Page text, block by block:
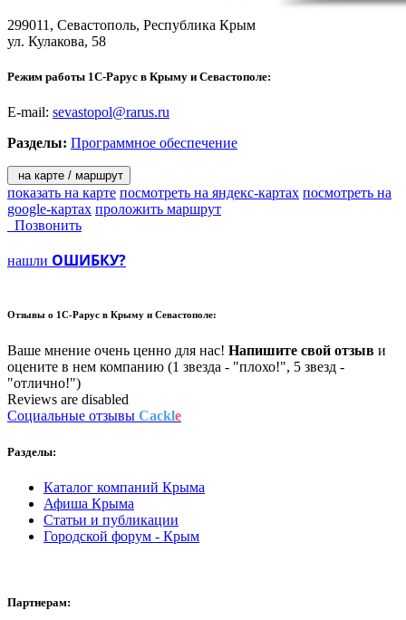
299011, Севастополь, Республика Крым
ул. Кулакова, 58
Режим работы 1С-Рарус в Крыму и Севастополе:
E-mail: sevastopol@rarus.ru
Разделы: Программное обеспечение
на карте / маршрут
показать на карте посмотреть на яндекс-картах посмотреть на
google-картах проложить маршрут
Позвонить
нашли ОШИБКУ?
Отзывы о 1С-Рарус в Крыму и Севастополе:
Ваше мнение очень ценно для нас! Напишите свой отзыв и
оцените в нем компанию (1 звезда - "плохо!", 5 звезд -
"отлично!")
Reviews are disabled
Социальные отзывы Cackle
Разделы:
Каталог компаний Крыма
Афиша Крыма
Статьи и публикации
Городской форум - Крым
Партнерам: